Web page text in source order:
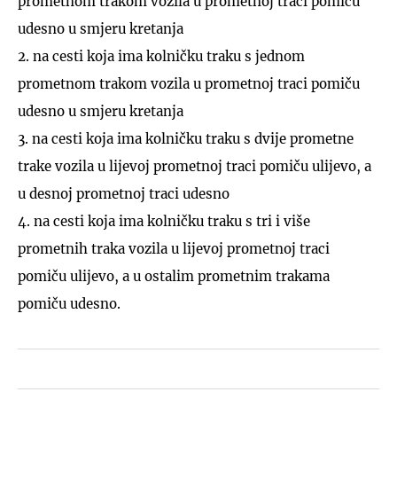
udesno u smjeru kretanja
2. na cesti koja ima kolničku traku s jednom
prometnom trakom vozila u prometnoj traci pomiču
udesno u smjeru kretanja
3. na cesti koja ima kolničku traku s dvije prometne
trake vozila u lijevoj prometnoj traci pomiču ulijevo, a
u desnoj prometnoj traci udesno
4. na cesti koja ima kolničku traku s tri i više
prometnih traka vozila u lijevoj prometnoj traci
pomiču ulijevo, a u ostalim prometnim trakama
pomiču udesno.